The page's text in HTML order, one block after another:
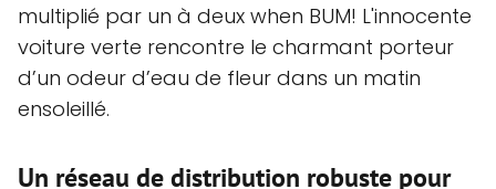
multiplié par un à deux when BUM! L'innocente
voiture verte rencontre le charmant porteur
d’un odeur d’eau de fleur dans un matin
ensoleillé.
Un réseau de distribution robuste pour